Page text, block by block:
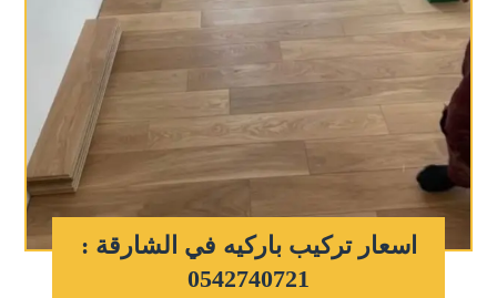
اسعار تركيب باركيه في الشارقة :
0542740721